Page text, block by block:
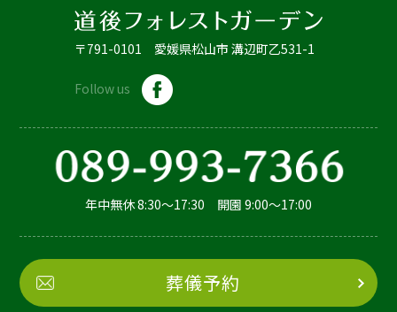
〒791-0101 愛媛県松山市 溝辺町乙531-1
Follow us
年中無休 8:30～17:30 開園 9:00～17:00
葬儀予約